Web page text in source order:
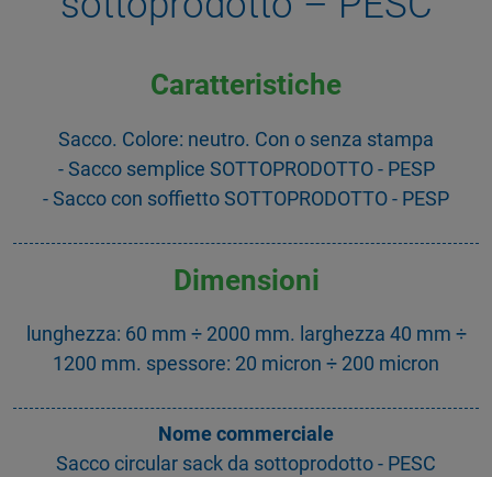
Caratteristiche
Sacco. Colore: neutro. Con o senza stampa
- Sacco semplice SOTTOPRODOTTO - PESP
- Sacco con soffietto SOTTOPRODOTTO - PESP
Dimensioni
lunghezza: 60 mm ÷ 2000 mm. larghezza 40 mm ÷
1200 mm. spessore: 20 micron ÷ 200 micron
Nome commerciale
Sacco circular sack da sottoprodotto - PESC